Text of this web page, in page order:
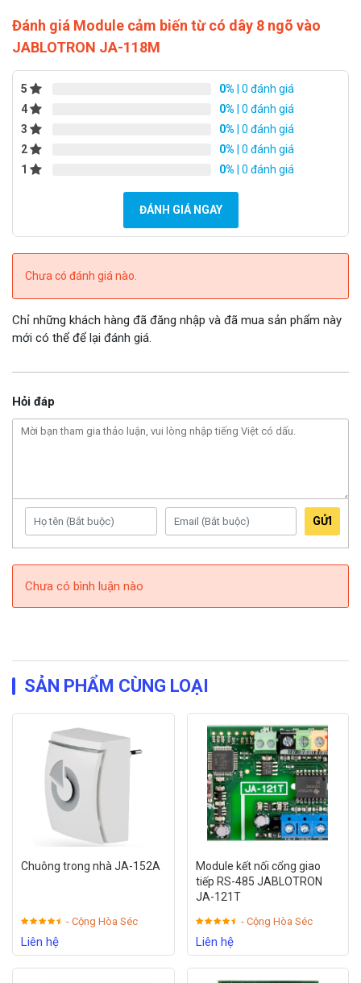
Đánh giá Module cảm biến từ có dây 8 ngõ vào
JABLOTRON JA-118M
5 0% | 0 đánh giá
4
0% | 0 đánh giá
3
0% | 0 đánh giá
2
0% | 0 đánh giá
1
0% | 0 đánh giá
ĐÁNH GIÁ NGAY
Chưa có đánh giá nào.
Chỉ những khách hàng đã đăng nhập và đã mua sản phẩm này
mới có thể để lại đánh giá.
Hỏi đáp
GỬI
Chưa có bình luận nào
SẢN PHẨM CÙNG LOẠI
Chuông trong nhà JA-152A
- Cộng Hòa Séc
Liên hệ
Module kết nối cổng giao
tiếp RS-485 JABLOTRON
JA-121T
- Cộng Hòa Séc
Liên hệ